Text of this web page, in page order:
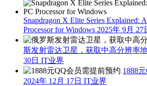
Snapdragon X Elite Series Explained:
Processor for Windows 2025年 9月 27
斯发射雷达卫星，获取中高分辨率
30日 IT业界
1888
2024年 12月 17日 IT业界